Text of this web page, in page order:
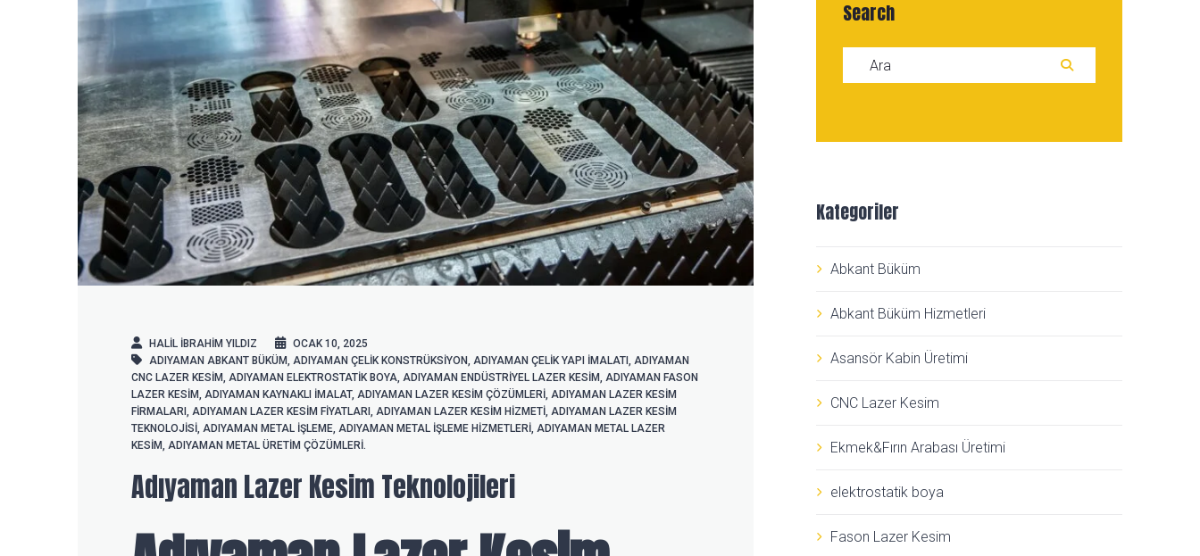
HALIL IBRAHIM YILDIZ
OCAK 10, 2025
ADIYAMAN ABKANT BÜKÜM ADIYAMAN ÇELIK KONSTRÜKSIYON ADIYAMAN ÇELIK YAPI IMALATI ADIYAMAN
CNC LAZER KESIM ADIYAMAN ELEKTROSTATIK BOYA ADIYAMAN ENDÜSTRIYEL LAZER KESIM ADIYAMAN FASON
LAZER KESIM ADIYAMAN KAYNAKLI IMALAT, ADIYAMAN LAZER KESIM ÇÖZÜMLERI ADIYAMAN LAZER KESIM
FIRMALARI ADIYAMAN LAZER KESIM FIYATLARI ADIYAMAN LAZER KESIM HIZMETI ADIYAMAN LAZER KESIM
TEKNOLOJISI ADIYAMAN METAL IŞLEME ADIYAMAN METAL IŞLEME HIZMETLERI ADIYAMAN METAL LAZER
KESIM ADIYAMAN METAL ÜRETIM ÇÖZÜMLERI.
Adıyaman Lazer Kesim Teknolojileri
Search
Search for:
Kategoriler
Abkant Büküm
Abkant Büküm Hizmetleri
Asansör Kabin Üretimi
CNC Lazer Kesim
Ekmek&Fırın Arabası Üretimi
elektrostatik boya
Fason Lazer Kesim